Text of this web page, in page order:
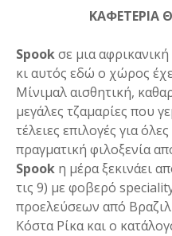
ΚΑΦΕΤΕΡΙΑ
Spookσε μια αφρικανική
κι αυτός εδώ ο χώρος
Μίνιμαλ αισθητική,
μεγάλες τζαμαρίες που
τέλειες επιλογές για
πραγματική φιλοξενία
Spook η μέρα ξεκινάει
τις 9) με φοβερό
προελεύσεων από
Κόστα Ρίκα και ο